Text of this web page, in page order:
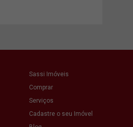
Sassi Imóveis
Comprar
Serviços
Cadastre o seu Imóvel